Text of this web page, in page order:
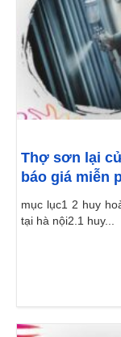
Thợ sơn lại
báo giá miễn
mục lục1 2 huy
tại hà nội2.1 huy...